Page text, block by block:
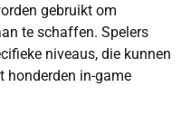
gebruikt om
te schaffen. Spelers
niveaus, die kunnen
honderden in-game